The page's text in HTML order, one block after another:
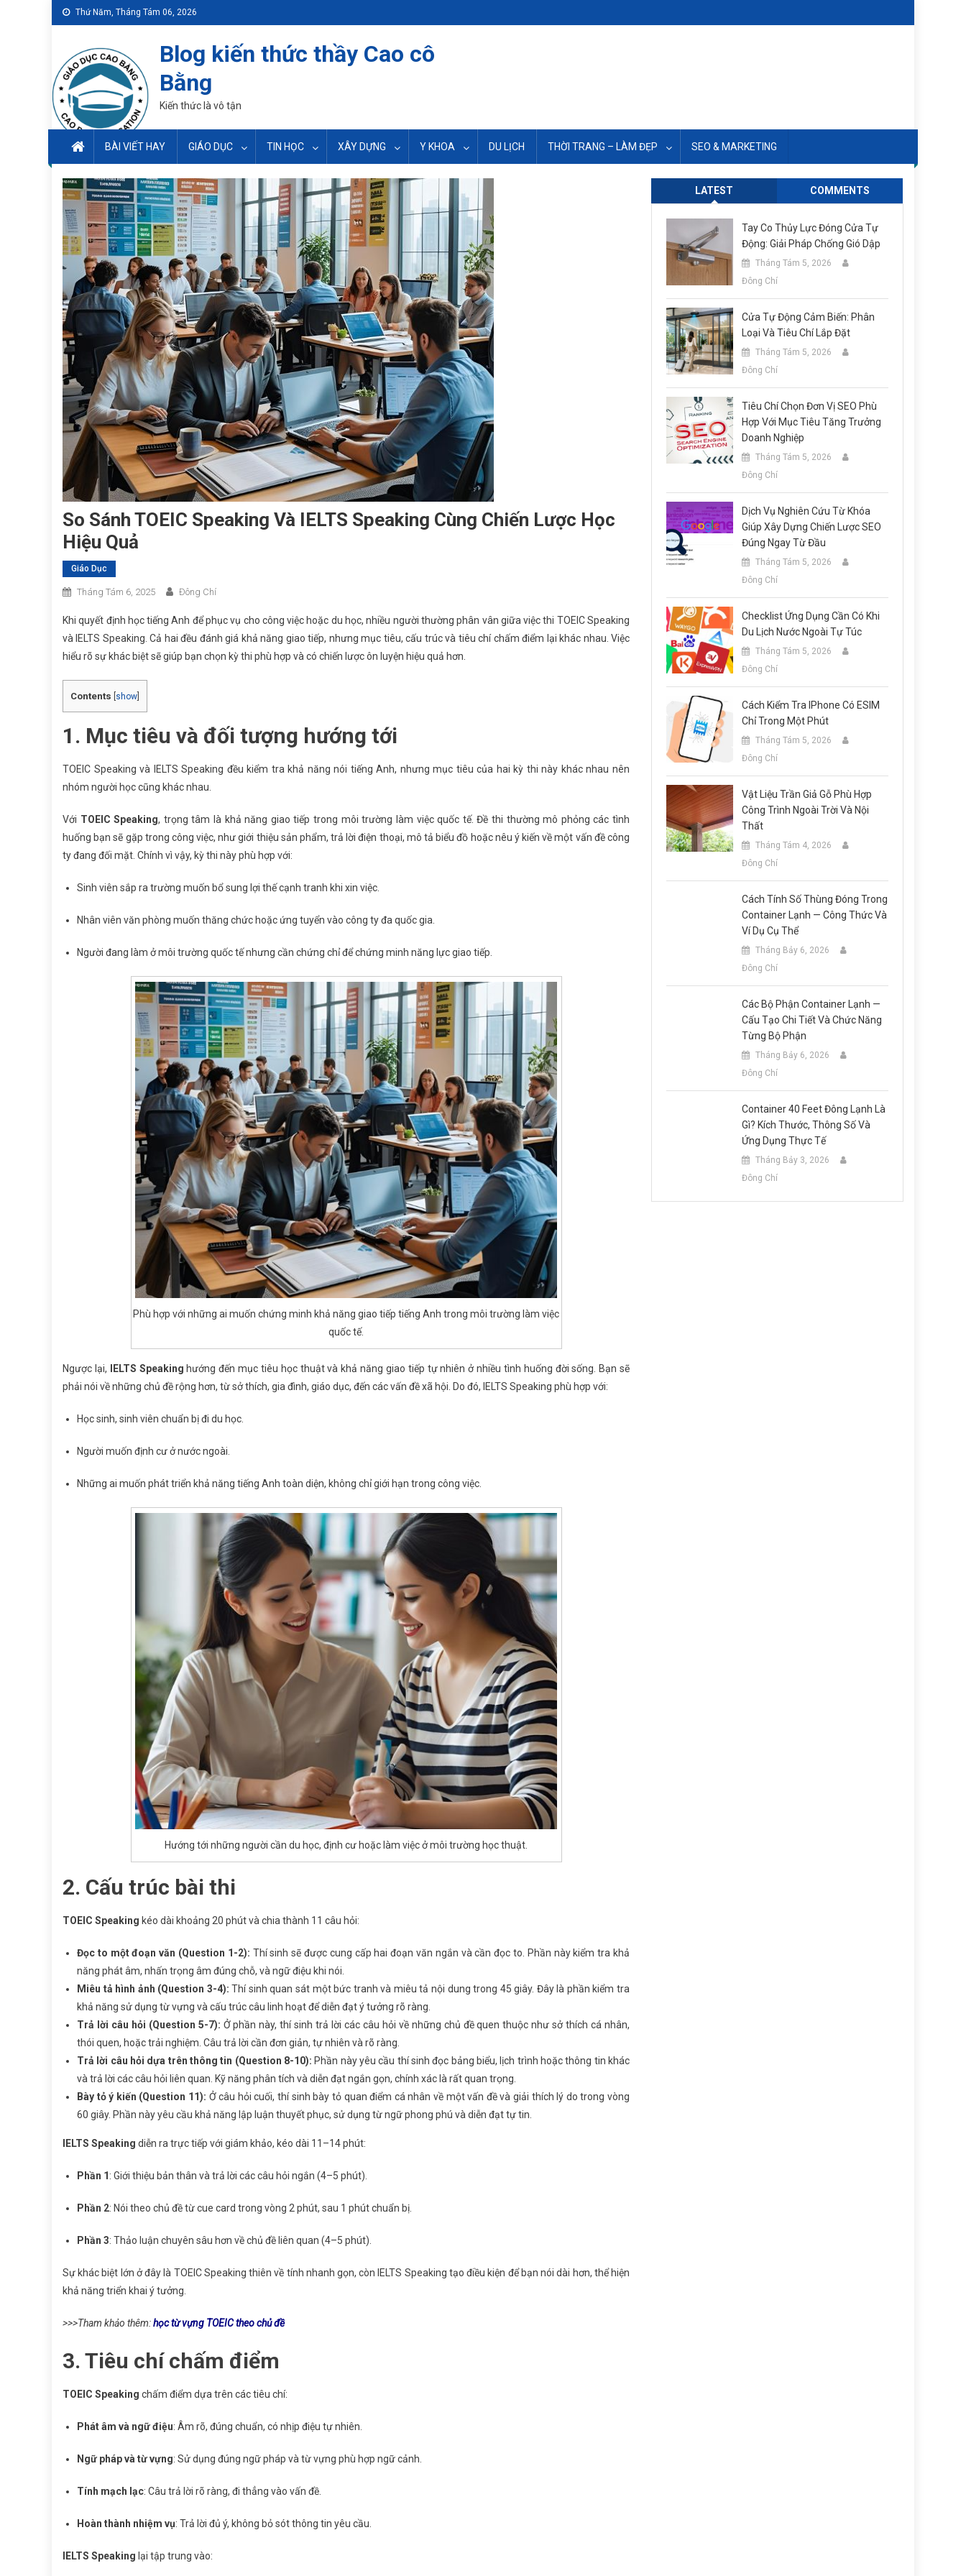
Thứ Năm, Tháng Tám 06, 2026
Blog kiến thức thầy Cao cô
Bằng
Kiến thức là vô tận
BÀI VIẾT HAY GIÁO DỤC TIN HỌC XÂY DỰNG Y KHOA DU LỊCH THỜI TRANG – LÀM ĐẸP SEO & MARKETING
So Sánh TOEIC Speaking Và IELTS Speaking Cùng Chiến Lược Học
Hiệu Quả
Giáo Dục
Tháng Tám 6, 2025 Đông Chí
Khi quyết định học tiếng Anh để phục vụ cho công việc hoặc du học, nhiều người thường phân vân giữa việc thi TOEIC Speaking
và IELTS Speaking. Cả hai đều đánh giá khả năng giao tiếp, nhưng mục tiêu, cấu trúc và tiêu chí chấm điểm lại khác nhau. Việc
hiểu rõ sự khác biệt sẽ giúp bạn chọn kỳ thi phù hợp và có chiến lược ôn luyện hiệu quả hơn.
Contents show
1. Mục tiêu và đối tượng hướng tới
TOEIC Speaking và IELTS Speaking đều kiểm tra khả năng nói tiếng Anh, nhưng mục tiêu của hai kỳ thi này khác nhau nên
nhóm người học cũng khác nhau.
Với TOEIC Speaking, trọng tâm là khả năng giao tiếp trong môi trường làm việc quốc tế. Đề thi thường mô phỏng các tình
huống bạn sẽ gặp trong công việc, như giới thiệu sản phẩm, trả lời điện thoại, mô tả biểu đồ hoặc nêu ý kiến về một vấn đề công
ty đang đối mặt. Chính vì vậy, kỳ thi này phù hợp với:
Sinh viên sắp ra trường muốn bổ sung lợi thế cạnh tranh khi xin việc.
Nhân viên văn phòng muốn thăng chức hoặc ứng tuyển vào công ty đa quốc gia.
Người đang làm ở môi trường quốc tế nhưng cần chứng chỉ để chứng minh năng lực giao tiếp.
Phù hợp với những ai muốn chứng minh khả năng giao tiếp tiếng Anh trong môi trường làm việc
quốc tế.
Ngược lại, IELTS Speaking hướng đến mục tiêu học thuật và khả năng giao tiếp tự nhiên ở nhiều tình huống đời sống. Bạn sẽ
phải nói về những chủ đề rộng hơn, từ sở thích, gia đình, giáo dục, đến các vấn đề xã hội. Do đó, IELTS Speaking phù hợp với:
Học sinh, sinh viên chuẩn bị đi du học.
Người muốn định cư ở nước ngoài.
Những ai muốn phát triển khả năng tiếng Anh toàn diện, không chỉ giới hạn trong công việc.
Hướng tới những người cần du học, định cư hoặc làm việc ở môi trường học thuật.
2. Cấu trúc bài thi
TOEIC Speaking kéo dài khoảng 20 phút và chia thành 11 câu hỏi:
Đọc to một đoạn văn (Question 1-2): Thí sinh sẽ được cung cấp hai đoạn văn ngắn và cần đọc to. Phần này kiểm tra khả
năng phát âm, nhấn trọng âm đúng chỗ, và ngữ điệu khi nói.
Miêu tả hình ảnh (Question 3-4):Thí sinh quan sát một bức tranh và miêu tả nội dung trong 45 giây. Đây là phần kiểm tra
khả năng sử dụng từ vựng và cấu trúc câu linh hoạt để diễn đạt ý tưởng rõ ràng.
Trả lời câu hỏi (Question 5-7): Ở phần này, thí sinh trả lời các câu hỏi về những chủ đề quen thuộc như sở thích cá nhân,
thói quen, hoặc trải nghiệm. Câu trả lời cần đơn giản, tự nhiên và rõ ràng.
Trả lời câu hỏi dựa trên thông tin (Question 8-10): Phần này yêu cầu thí sinh đọc bảng biểu, lịch trình hoặc thông tin khác
và trả lời các câu hỏi liên quan. Kỹ năng phân tích và diễn đạt ngắn gọn, chính xác là rất quan trọng.
Bày tỏ ý kiến (Question 11): Ở câu hỏi cuối, thí sinh bày tỏ quan điểm cá nhân về một vấn đề và giải thích lý do trong vòng
60 giây. Phần này yêu cầu khả năng lập luận thuyết phục, sử dụng từ ngữ phong phú và diễn đạt tự tin.
IELTS Speaking diễn ra trực tiếp với giám khảo, kéo dài 11–14 phút:
Phần 1 : Giới thiệu bản thân và trả lời các câu hỏi ngắn (4–5 phút).
Phần 2: Nói theo chủ đề từ cue card trong vòng 2 phút, sau 1 phút chuẩn bị.
Phần 3: Thảo luận chuyên sâu hơn về chủ đề liên quan (4–5 phút).
Sự khác biệt lớn ở đây là TOEIC Speaking thiên về tính nhanh gọn, còn IELTS Speaking tạo điều kiện để bạn nói dài hơn, thể hiện
khả năng triển khai ý tưởng.
>>>Tham khảo thêm:học từ vựng TOEIC theo chủ đề
3. Tiêu chí chấm điểm
TOEIC Speaking chấm điểm dựa trên các tiêu chí:
Phát âm và ngữ điệu: Âm rõ, đúng chuẩn, có nhịp điệu tự nhiên.
Ngữ pháp và từ vựng: Sử dụng đúng ngữ pháp và từ vựng phù hợp ngữ cảnh.
Tính mạch lạc: Câu trả lời rõ ràng, đi thẳng vào vấn đề.
Hoàn thành nhiệm vụ: Trả lời đủ ý, không bỏ sót thông tin yêu cầu.
IELTS Speaking lại tập trung vào:
LATEST COMMENTS
Tay Co Thủy Lực Đóng Cửa Tự
Động: Giải Pháp Chống Gió Dập
Tháng Tám 5, 2026
Đông Chí
Cửa Tự Động Cảm Biến: Phân
Loại Và Tiêu Chí Lắp Đặt
Tháng Tám 5, 2026
Đông Chí
Tiêu Chí Chọn Đơn Vị SEO Phù
Hợp Với Mục Tiêu Tăng Trưởng
Doanh Nghiệp
Tháng Tám 5, 2026
Đông Chí
Dịch Vụ Nghiên Cứu Từ Khóa
Giúp Xây Dựng Chiến Lược SEO
Đúng Ngay Từ Đầu
Tháng Tám 5, 2026
Đông Chí
Checklist Ứng Dụng Cần Có Khi
Du Lịch Nước Ngoài Tự Túc
Tháng Tám 5, 2026
Đông Chí
Cách Kiểm Tra IPhone Có ESIM
Chỉ Trong Một Phút
Tháng Tám 5, 2026
Đông Chí
Vật Liệu Trần Giả Gỗ Phù Hợp
Công Trình Ngoài Trời Và Nội
Thất
Tháng Tám 4, 2026
Đông Chí
Cách Tính Số Thùng Đóng Trong
Container Lạnh — Công Thức Và
Ví Dụ Cụ Thể
Tháng Bảy 6, 2026
Đông Chí
Các Bộ Phận Container Lạnh —
Cấu Tạo Chi Tiết Và Chức Năng
Từng Bộ Phận
Tháng Bảy 6, 2026
Đông Chí
Container 40 Feet Đông Lạnh Là
Gì? Kích Thước, Thông Số Và
Ứng Dụng Thực Tế
Tháng Bảy 3, 2026
Đông Chí